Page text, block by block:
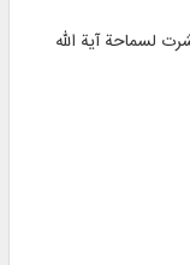
التي نشرت لسماحة آیة الله